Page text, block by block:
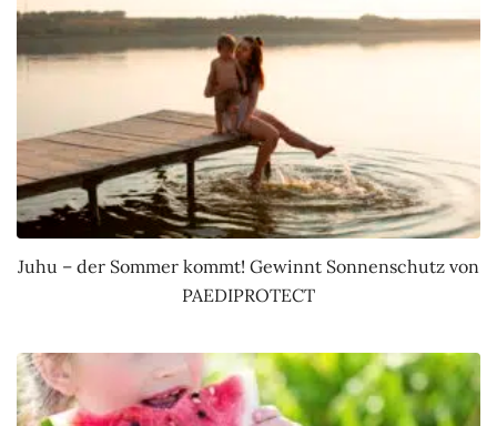
Juhu – der Sommer kommt! Gewinnt Sonnenschutz von
PAEDIPROTECT